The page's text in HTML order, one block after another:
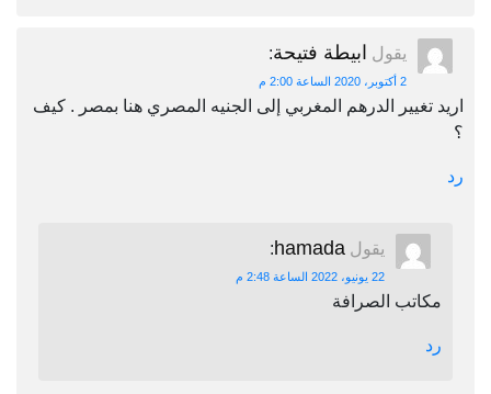
يقول ابيطة فتيحة:
2 أكتوبر، 2020 الساعة 2:00 م
اريد تغيير الدرهم المغربي إلى الجنيه المصري هنا بمصر . كيف
؟
رد
يقول hamada
:
22 يونيو، 2022 الساعة 2:48 م
مكاتب الصرافة
رد